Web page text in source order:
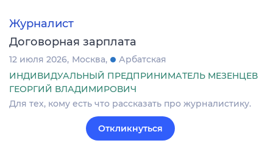
Журналист
Договорная зарплата
12 июля 2026 Москва
Арбатская
ИНДИВИДУАЛЬНЫЙ ПРЕДПРИНИМАТЕЛЬ МЕЗЕНЦЕВ
ГЕОРГИЙ ВЛАДИМИРОВИЧ
Для тех, кому есть что рассказать про журналистику.
Откликнуться